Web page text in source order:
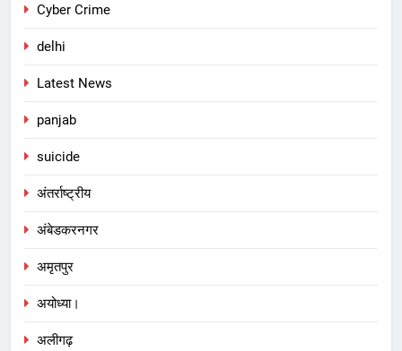
Cyber Crime
delhi
Latest News
panjab
suicide
अंतर्राष्ट्रीय
अंबेडकरनगर
अमृतपुर
अयोध्या।
अलीगढ़